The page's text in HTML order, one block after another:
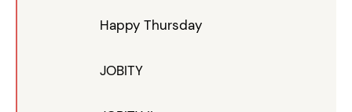
Happy Thursday
JOBITY